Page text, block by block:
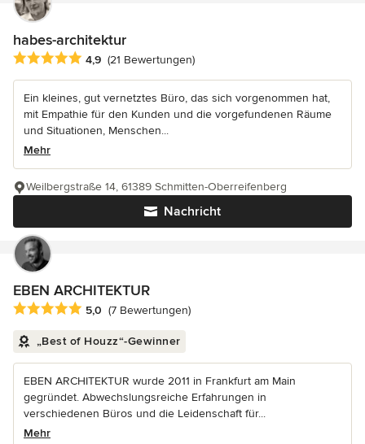
habes-architektur
Durchschnittliche Bewertung: 4.9 von 5 Sternen
4,9 (21 Bewertungen)
Ein kleines, gut vernetztes Büro, das sich vorgenommen hat,
mit Empathie für den Kunden und die vorgefundenen Räume
und Situationen, Menschen...
Mehr
Nachricht
Weilbergstraße 14, 61389 Schmitten-Oberreifenberg
EBEN ARCHITEKTUR
Durchschnittliche Bewertung: 5 von 5 Sternen
5,0 (7 Bewertungen)
„Best of Houzz“-Gewinner
EBEN ARCHITEKTUR wurde 2011 in Frankfurt am Main
gegründet. Abwechslungsreiche Erfahrungen in
verschiedenen Büros und die Leidenschaft für...
Mehr